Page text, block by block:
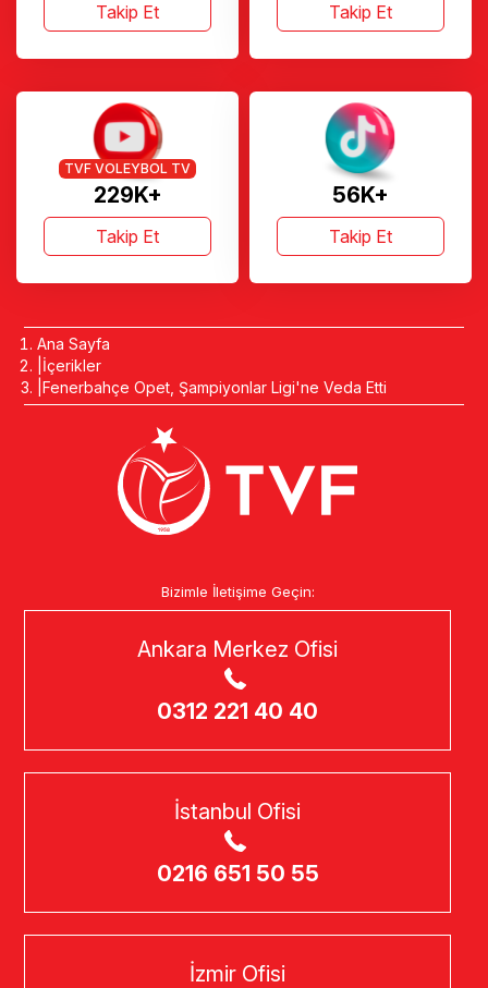
Takip Et Takip Et
229K+
TVF VOLEYBOL TV
Takip Et
56K+
Takip Et
Ana Sayfa
İçerikler
Fenerbahçe Opet, Şampiyonlar Ligi'ne Veda Etti
Bizimle İletişime Geçin:
Ankara Merkez Ofisi
0312 221 40 40
İstanbul Ofisi
0216 651 50 55
İzmir Ofisi